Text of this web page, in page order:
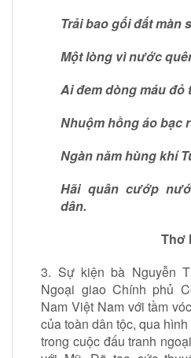
Trải bao gối đất màn
Một lòng vì nước
Ai đem dòng máu
Nhuộm hồng áo
Ngàn năm hùng khí
Hãi quân cướp
dân.
Thơ
3. Sự kiện bà Nguyễn
Ngoại giao Chính phủ
Nam Việt Nam với tầm
của toàn dân tộc, qua
trong cuộc đấu tranh